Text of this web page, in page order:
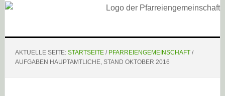
AKTUELLE SEITE: STARTSEITE / PFARREIENGEMEINSCHAFT /
AUFGABEN HAUPTAMTLICHE, STAND OKTOBER 2016